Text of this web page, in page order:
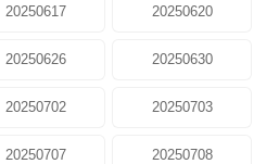
20250617 20250620
20250626 20250630
20250702 20250703
20250707 20250708